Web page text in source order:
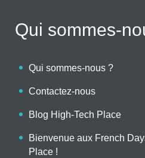
Qui sommes-
Qui sommes-nous ?
Contactez-nous
Blog High-Tech Place
Bienvenue aux French
Place !